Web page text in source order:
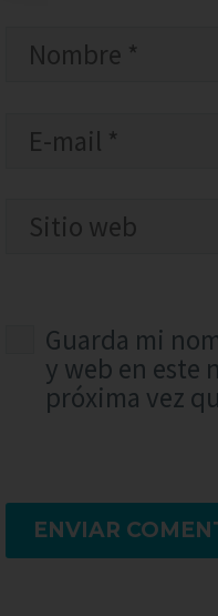
Guarda mi
y web en este
próxima vez
ENVIAR